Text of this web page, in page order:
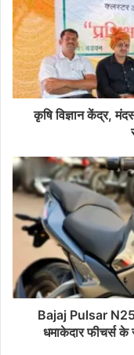
कृषि विज्ञान केंद्र,
Bajaj Pulsar
धमाकेदार फीचर्स